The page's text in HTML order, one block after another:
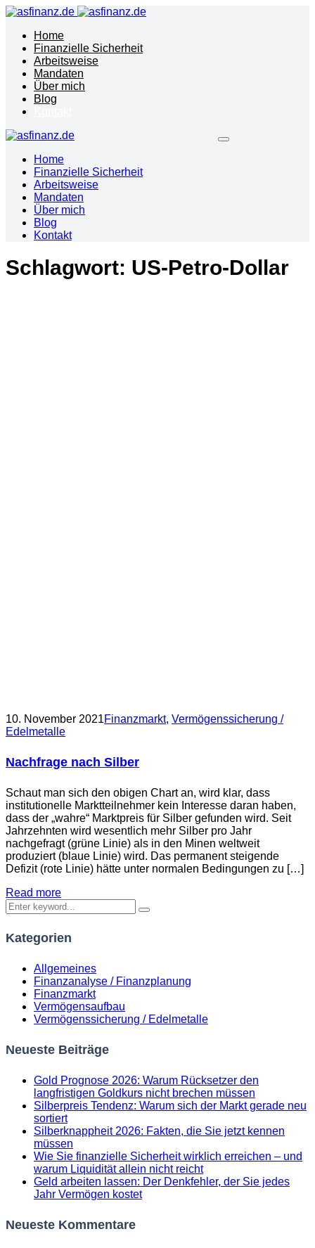
Home
Finanzielle Sicherheit
Arbeitsweise
Mandaten
Über mich
Blog
Home
Finanzielle Sicherheit
Arbeitsweise
Mandaten
Über mich
Blog
Kontakt
Schlagwort: US-Petro-Dollar
10. November 2021Finanzmarkt, Vermögenssicherung /
Edelmetalle
Nachfrage nach Silber
Schaut man sich den obigen Chart an, wird klar, dass
institutionelle Marktteilnehmer kein Interesse daran haben,
dass der „wahre“ Marktpreis für Silber gefunden wird. Seit
Jahrzehnten wird wesentlich mehr Silber pro Jahr
nachgefragt (grüne Linie) als in den Minen weltweit
produziert (blaue Linie) wird. Das permanent steigende
Defizit (rote Linie) hätte unter normalen Bedingungen zu […]
Read more
Kategorien
Allgemeines
Finanzanalyse / Finanzplanung
Finanzmarkt
Vermögensaufbau
Vermögenssicherung / Edelmetalle
Neueste Beiträge
Gold Prognose 2026: Warum Rücksetzer den
langfristigen Goldkurs nicht brechen müssen
Silberpreis Tendenz: Warum sich der Markt gerade neu
sortiert
Silberknappheit 2026: Fakten, die Sie jetzt kennen
müssen
Wie Sie finanzielle Sicherheit wirklich erreichen – und
warum Liquidität allein nicht reicht
Geld arbeiten lassen: Der Denkfehler, der Sie jedes
Jahr Vermögen kostet
Neueste Kommentare